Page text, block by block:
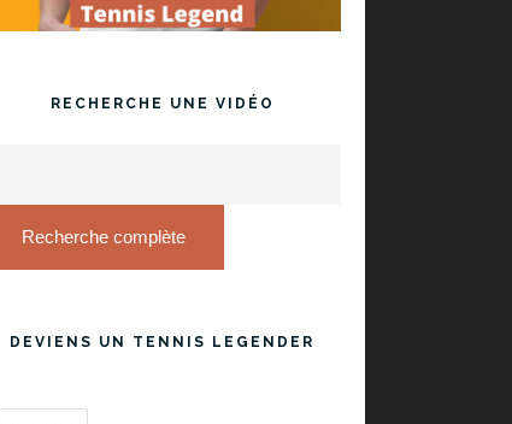
RECHERCHE UNE VIDÉO
Recherche complète
DEVIENS UN TENNIS LEGENDER